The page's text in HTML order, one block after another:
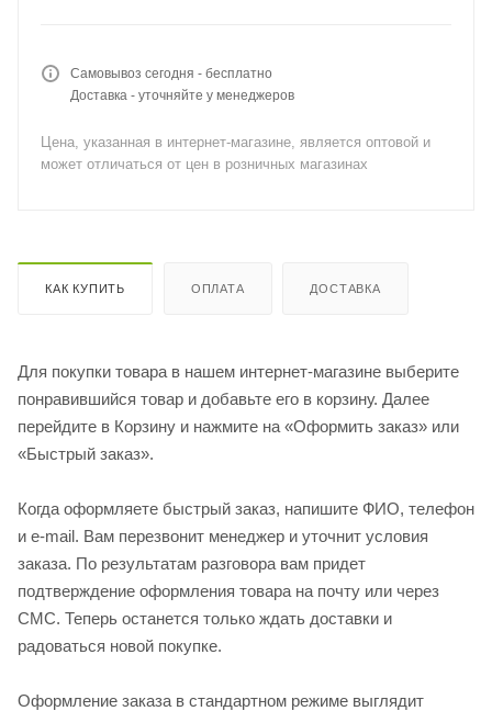
Самовывоз сегодня - бесплатно
Доставка - уточняйте у менеджеров
Цена, указанная в интернет-магазине, является оптовой и
может отличаться от цен в розничных магазинах
КАК КУПИТЬ ОПЛАТА ДОСТАВКА
Для покупки товара в нашем интернет-магазине выберите
понравившийся товар и добавьте его в корзину. Далее
перейдите в Корзину и нажмите на «Оформить заказ» или
«Быстрый заказ».
Когда оформляете быстрый заказ, напишите ФИО, телефон
и e-mail. Вам перезвонит менеджер и уточнит условия
заказа. По результатам разговора вам придет
подтверждение оформления товара на почту или через
СМС. Теперь останется только ждать доставки и
радоваться новой покупке.
Оформление заказа в стандартном режиме выглядит